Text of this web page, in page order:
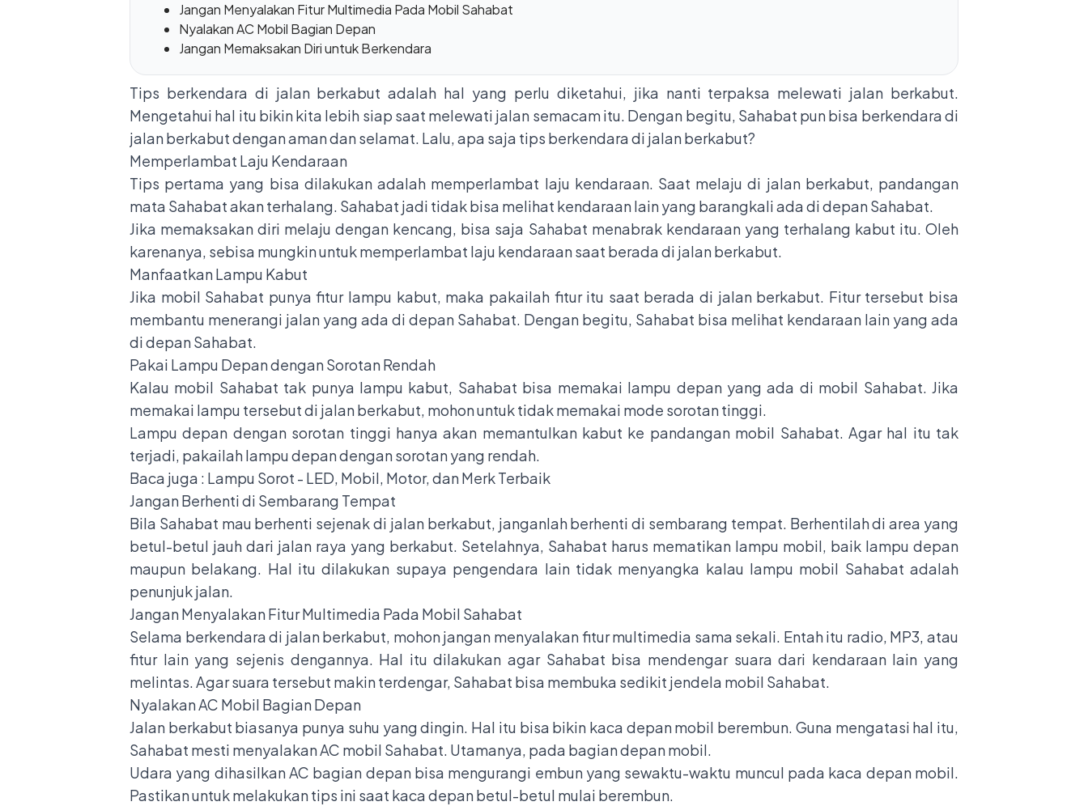
Jangan Menyalakan Fitur Multimedia Pada Mobil Sahabat
Nyalakan AC Mobil Bagian Depan
Jangan Memaksakan Diri untuk Berkendara
Tips berkendara di jalan berkabut adalah hal yang perlu diketahui, jika nanti terpaksa melewati jalan berkabut.
Mengetahui hal itu bikin kita lebih siap saat melewati jalan semacam itu. Dengan begitu, Sahabat pun bisa berkendara di
jalan berkabut dengan aman dan selamat. Lalu, apa saja tips berkendara di jalan berkabut?
Memperlambat Laju Kendaraan
Tips pertama yang bisa dilakukan adalah memperlambat laju kendaraan. Saat melaju di jalan berkabut, pandangan
mata Sahabat akan terhalang. Sahabat jadi tidak bisa melihat kendaraan lain yang barangkali ada di depan Sahabat.
Jika memaksakan diri melaju dengan kencang, bisa saja Sahabat menabrak kendaraan yang terhalang kabut itu. Oleh
karenanya, sebisa mungkin untuk memperlambat laju kendaraan saat berada di jalan berkabut.
Manfaatkan Lampu Kabut
Jika mobil Sahabat punya fitur lampu kabut, maka pakailah fitur itu saat berada di jalan berkabut. Fitur tersebut bisa
membantu menerangi jalan yang ada di depan Sahabat. Dengan begitu, Sahabat bisa melihat kendaraan lain yang ada
di depan Sahabat.
Pakai Lampu Depan dengan Sorotan Rendah
Kalau mobil Sahabat tak punya lampu kabut, Sahabat bisa memakai lampu depan yang ada di mobil Sahabat. Jika
memakai lampu tersebut di jalan berkabut, mohon untuk tidak memakai mode sorotan tinggi.
Lampu depan dengan sorotan tinggi hanya akan memantulkan kabut ke pandangan mobil Sahabat. Agar hal itu tak
terjadi, pakailah lampu depan dengan sorotan yang rendah.
Baca juga : Lampu Sorot - LED, Mobil, Motor, dan Merk Terbaik
Jangan Berhenti di Sembarang Tempat
Bila Sahabat mau berhenti sejenak di jalan berkabut, janganlah berhenti di sembarang tempat. Berhentilah di area yang
betul-betul jauh dari jalan raya yang berkabut. Setelahnya, Sahabat harus mematikan lampu mobil, baik lampu depan
maupun belakang. Hal itu dilakukan supaya pengendara lain tidak menyangka kalau lampu mobil Sahabat adalah
penunjuk jalan.
Jangan Menyalakan Fitur Multimedia Pada Mobil Sahabat
Selama berkendara di jalan berkabut, mohon jangan menyalakan fitur multimedia sama sekali. Entah itu radio, MP3, atau
fitur lain yang sejenis dengannya. Hal itu dilakukan agar Sahabat bisa mendengar suara dari kendaraan lain yang
melintas. Agar suara tersebut makin terdengar, Sahabat bisa membuka sedikit jendela mobil Sahabat.
Nyalakan AC Mobil Bagian Depan
Jalan berkabut biasanya punya suhu yang dingin. Hal itu bisa bikin kaca depan mobil berembun. Guna mengatasi hal itu,
Sahabat mesti menyalakan AC mobil Sahabat. Utamanya, pada bagian depan mobil.
Udara yang dihasilkan AC bagian depan bisa mengurangi embun yang sewaktu-waktu muncul pada kaca depan mobil.
Pastikan untuk melakukan tips ini saat kaca depan betul-betul mulai berembun.